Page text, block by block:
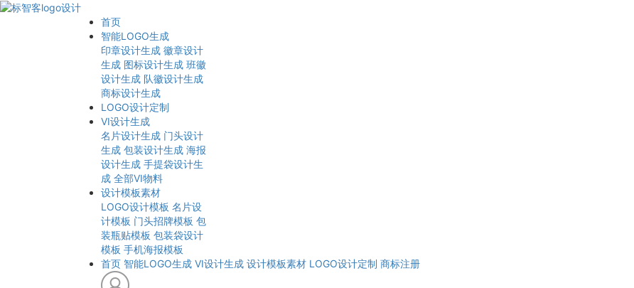
首页
智能LOGO生成
印章设计生成 徽章设计
生成 图标设计生成 班徽
设计生成 队徽设计生成
商标设计生成
LOGO设计定制
VI设计生成
名片设计生成 门头设计
生成 包装设计生成 海报
设计生成 手提袋设计生
成 全部VI物料
设计模板素材
LOGO设计模板 名片设
计模板 门头招牌模板 包
装瓶贴模板 包装袋设计
模板 手机海报模板
首页 智能LOGO生成 VI设计生成 设计模板素材 LOGO设计定制 商标注册